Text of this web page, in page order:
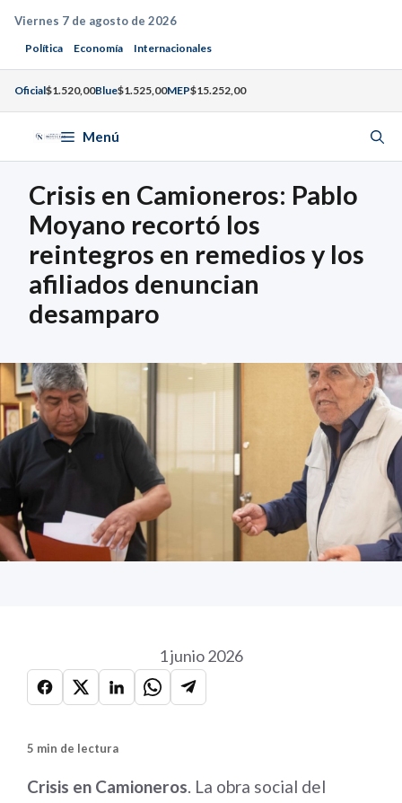
Saltar
contenido
Viernes 7 de agosto de 2026
Política Economía Internacionales
Oficial$1.520,00Blue$1.525,00MEP$15.252,00
Menú
Crisis en Camioneros: Pablo
Moyano recortó los
reintegros en remedios y los
afiliados denuncian
desamparo
1 junio 2026
5 min de lectura
Crisis en Camioneros. La obra social del